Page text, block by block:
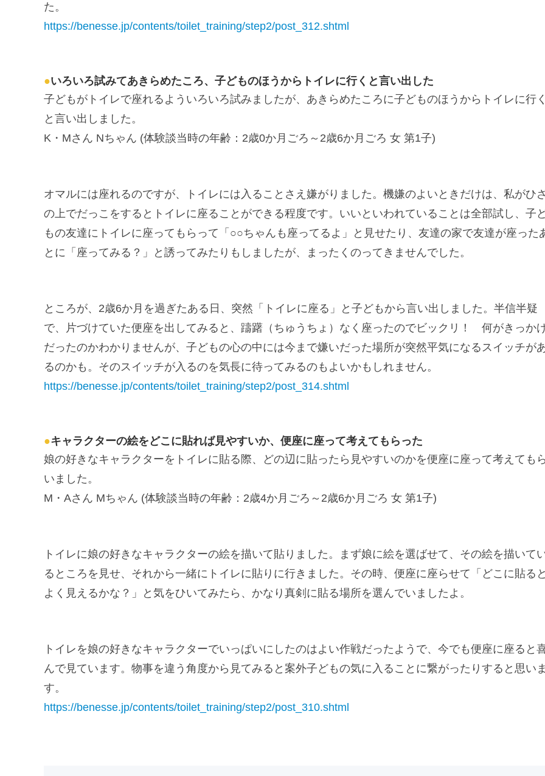
た。
https://benesse.jp/contents/toilet_training/step2/post_312.shtml
●いろいろ試みてあきらめたころ、子どものほうからトイレに行くと言い出した
子どもがトイレで座れるよういろいろ試みましたが、あきらめたころに子どものほうからトイレに行く
と言い出しました。
K・Mさん Nちゃん (体験談当時の年齢：2歳0か月ごろ～2歳6か月ごろ 女 第1子)
オマルには座れるのですが、トイレには入ることさえ嫌がりました。機嫌のよいときだけは、私がひ
の上でだっこをするとトイレに座ることができる程度です。いいといわれていることは全部試し、子
もの友達にトイレに座ってもらって「○○ちゃんも座ってるよ」と見せたり、友達の家で友達が座った
とに「座ってみる？」と誘ってみたりもしましたが、まったくのってきませんでした。
ところが、2歳6か月を過ぎたある日、突然「トイレに座る」と子どもから言い出しました。半信半疑
で、片づけていた便座を出してみると、躊躇（ちゅうちょ）なく座ったのでビックリ！ 何がきっか
だったのかわかりませんが、子どもの心の中には今まで嫌いだった場所が突然平気になるスイッチが
るのかも。そのスイッチが入るのを気長に待ってみるのもよいかもしれません。
https://benesse.jp/contents/toilet_training/step2/post_314.shtml
●キャラクターの絵をどこに貼れば見やすいか、便座に座って考えてもらった
娘の好きなキャラクターをトイレに貼る際、どの辺に貼ったら見やすいのかを便座に座って考えてもら
いました。
M・Aさん Mちゃん (体験談当時の年齢：2歳4か月ごろ～2歳6か月ごろ 女 第1子)
トイレに娘の好きなキャラクターの絵を描いて貼りました。まず娘に絵を選ばせて、その絵を描いて
るところを見せ、それから一緒にトイレに貼りに行きました。その時、便座に座らせて「どこに貼ると
よく見えるかな？」と気をひいてみたら、かなり真剣に貼る場所を選んでいましたよ。
トイレを娘の好きなキャラクターでいっぱいにしたのはよい作戦だったようで、今でも便座に座ると
んで見ています。物事を違う角度から見てみると案外子どもの気に入ることに繋がったりすると思いま
す。
https://benesse.jp/contents/toilet_training/step2/post_310.shtml